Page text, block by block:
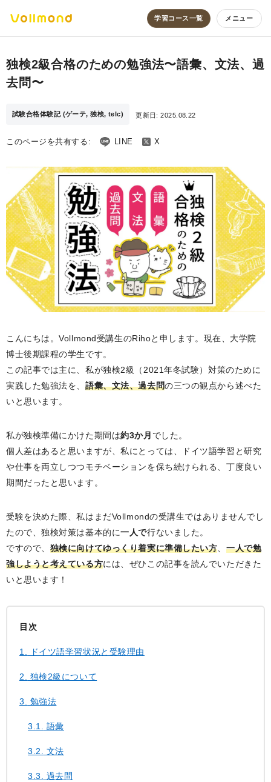
学習コース一覧 メニュー
独検2級合格のための勉強法〜語彙、文法、過
去問〜
試験合格体験記 (ゲーテ, 独検, telc) 更新日:2025.08.22
このページを共有する: LINE X
こんにちは。Vollmond受講生のRihoと申します。現在、大学院
博士後期課程の学生です。
この記事では主に、私が独検2級（2021年冬試験）対策のために
実践した勉強法を、語彙、文法、過去問の三つの観点から述べた
いと思います。
私が独検準備にかけた期間は約3か月 でした。
個人差はあると思いますが、私にとっては、ドイツ語学習と研究
や仕事を両立しつつモチベーションを保ち続けられる、丁度良い
期間だったと思います。
受験を決めた際、私はまだVollmondの受講生ではありませんでし
たので、独検対策は基本的に一人で行ないました。
ですので、 独検に向けてゆっくり着実に準備したい方、一人で勉
強しようと考えている方には、ぜひこの記事を読んでいただきた
いと思います！
目次
1. ドイツ語学習状況と受験理由
2. 独検2級について
3. 勉強法
3.1. 語彙
3.2. 文法
3.3. 過去問